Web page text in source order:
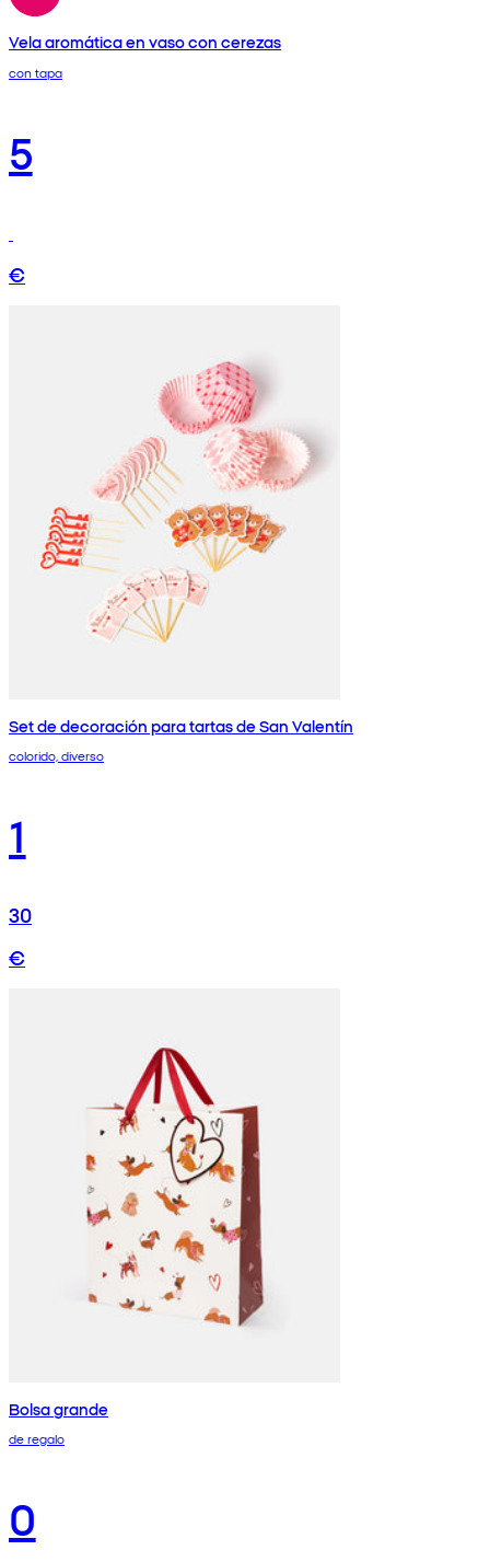
Vela aromática en vaso con cerezas
con tapa
5
€
Set de decoración para tartas de San Valentín
colorido, diverso
1
30
€
Bolsa grande
de regalo
0